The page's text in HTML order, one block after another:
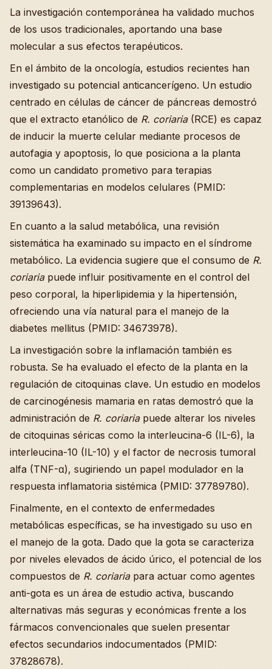
La investigación contemporánea ha validado muchos
de los usos tradicionales, aportando una base
molecular a sus efectos terapéuticos.
En el ámbito de la oncología, estudios recientes han
investigado su potencial anticancerígeno. Un estudio
centrado en células de cáncer de páncreas demostró
que el extracto etanólico de R. coriaria(RCE) es capaz
de inducir la muerte celular mediante procesos de
autofagia y apoptosis, lo que posiciona a la planta
como un candidato prometivo para terapias
complementarias en modelos celulares (PMID:
39139643).
En cuanto a la salud metabólica, una revisión
sistemática ha examinado su impacto en el síndrome
metabólico. La evidencia sugiere que el consumo de R.
coriariapuede influir positivamente en el control del
peso corporal, la hiperlipidemia y la hipertensión,
ofreciendo una vía natural para el manejo de la
diabetes mellitus (PMID: 34673978).
La investigación sobre la inflamación también es
robusta. Se ha evaluado el efecto de la planta en la
regulación de citoquinas clave. Un estudio en modelos
de carcinogénesis mamaria en ratas demostró que la
administración de R. coriariapuede alterar los niveles
de citoquinas séricas como la interleucina-6 (IL-6), la
interleucina-10 (IL-10) y el factor de necrosis tumoral
alfa (TNF-α), sugiriendo un papel modulador en la
respuesta inflamatoria sistémica (PMID: 37789780).
Finalmente, en el contexto de enfermedades
metabólicas específicas, se ha investigado su uso en
el manejo de la gota. Dado que la gota se caracteriza
por niveles elevados de ácido úrico, el potencial de los
compuestos de R. coriariapara actuar como agentes
anti-gota es un área de estudio activa, buscando
alternativas más seguras y económicas frente a los
fármacos convencionales que suelen presentar
efectos secundarios indocumentados (PMID:
37828678).